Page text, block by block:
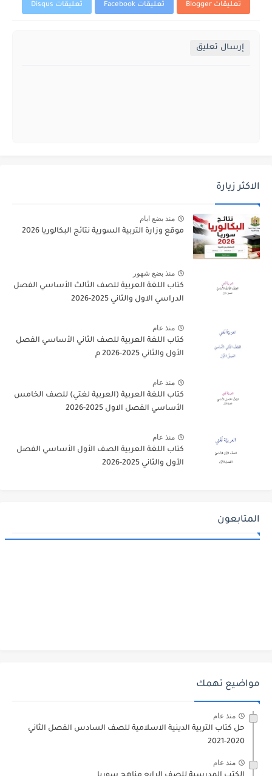
تعليقات Blogger تعليقات Facebook تعليقات Disqus
إرسال تعليق
الاكثر زيارة
منذ بضع ايام
موقع وزارة التربية السورية نتائج البكالوريا 2026
منذ بضع شهور
كتاب اللغة العربية للصف الثالث الأساسي الفصل
الدراسي الاول والثاني 2025-2026
منذ عام
كتاب اللغة العربية للصف الثاني الأساسي الفصل
الأول والثاني 2025-2026 م
منذ عام
كتاب اللغة العربية (العربية لغتي) للصف الخامس
الأساسي الفصل الاول 2025-2026
منذ عام
كتاب اللغة العربية الصف الأول الأساسي الفصل
الأول والثاني 2025-2026
المتابعون
مواضيع تهمك
منذ عام
حل كتاب التربية الدينية الاسلامية للصف السادس الفصل الثاني
2020-2021
منذ عام